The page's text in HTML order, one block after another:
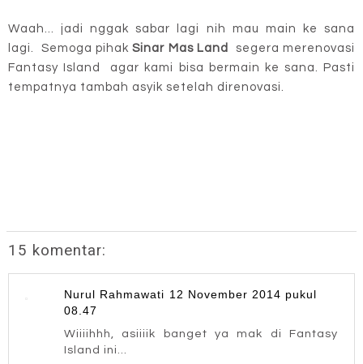
Waah... jadi nggak sabar lagi nih mau main ke sana
lagi. Semoga pihak Sinar Mas Land
segera merenovasi
Fantasy Island agar kami bisa bermain ke sana. Pasti
tempatnya tambah asyik setelah direnovasi.
15 komentar:
Nurul Rahmawati 12 November 2014 pukul
08.47
Wiiiihhh, asiiiik banget ya mak di Fantasy
Island ini...